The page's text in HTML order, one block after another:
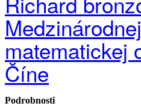
Medzinárodnej
matematickej
Číne
Podrobnosti